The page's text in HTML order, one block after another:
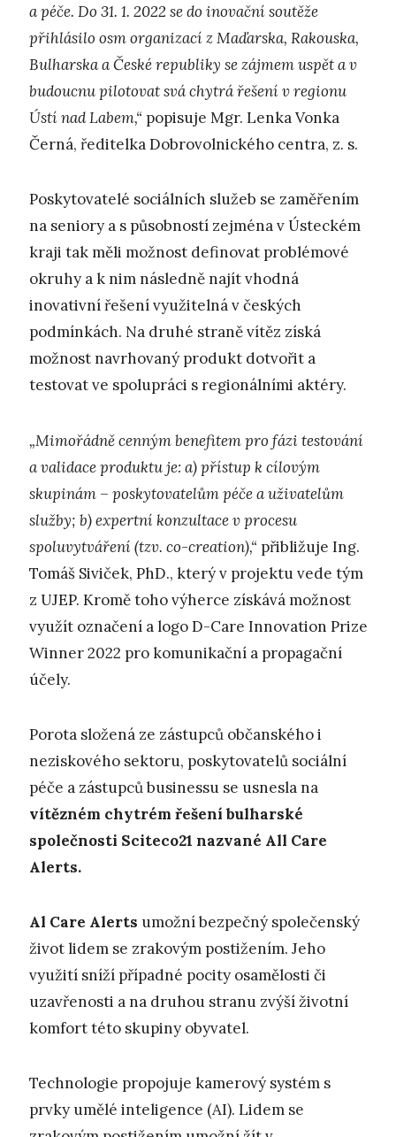
a péče. Do 31. 1. 2022 se do inovační soutěže
přihlásilo osm organizací z Maďarska, Rakouska,
Bulharska a České republiky se zájmem uspět a v
budoucnu pilotovat svá chytrá řešení v regionu
Ústí nad Labem,“ popisuje Mgr. Lenka Vonka
Černá, ředitelka Dobrovolnického centra, z. s.
Poskytovatelé sociálních služeb se zaměřením
na seniory a s působností zejména v Ústeckém
kraji tak měli možnost definovat problémové
okruhy a k nim následně najít vhodná
inovativní řešení využitelná v českých
podmínkách. Na druhé straně vítěz získá
možnost navrhovaný produkt dotvořit a
testovat ve spolupráci s regionálními aktéry.
„Mimořádně cenným benefitem pro fázi testování
a validace produktu je: a) přístup k cílovým
skupinám – poskytovatelům péče a uživatelům
služby; b) expertní konzultace v procesu
spoluvytváření (tzv. co-creation),“ přibližuje Ing.
Tomáš Siviček, PhD., který v projektu vede tým
z UJEP. Kromě toho výherce získává možnost
využít označení a logo D-Care Innovation Prize
Winner 2022 pro komunikační a propagační
účely.
Porota složená ze zástupců občanského i
neziskového sektoru, poskytovatelů sociální
péče a zástupců businessu se usnesla na
vítězném chytrém řešení bulharské
společnosti Sciteco21 nazvané All Care
Alerts.
Al Care Alerts umožní bezpečný společenský
život lidem se zrakovým postižením. Jeho
využití sníží případné pocity osamělosti či
uzavřenosti a na druhou stranu zvýší životní
komfort této skupiny obyvatel.
Technologie propojuje kamerový systém s
prvky umělé inteligence (AI). Lidem se